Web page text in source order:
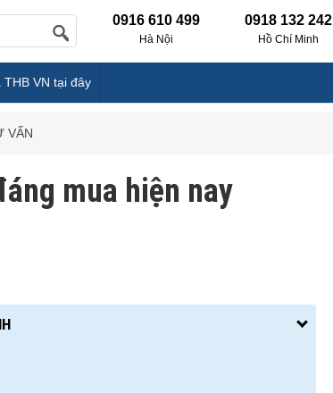
0916 610 499
Hà Nội
0918 132 242
Hồ Chí Minh
VN tại đây
VẤN
mua hiện nay